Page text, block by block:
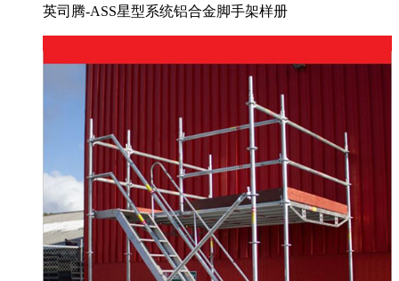
英司腾-ASS星型系统铝合金脚手架样册